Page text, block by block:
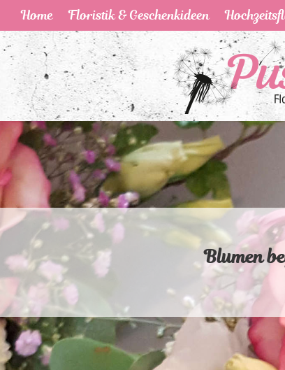
Home Floristik & Geschenkideen
Blumen